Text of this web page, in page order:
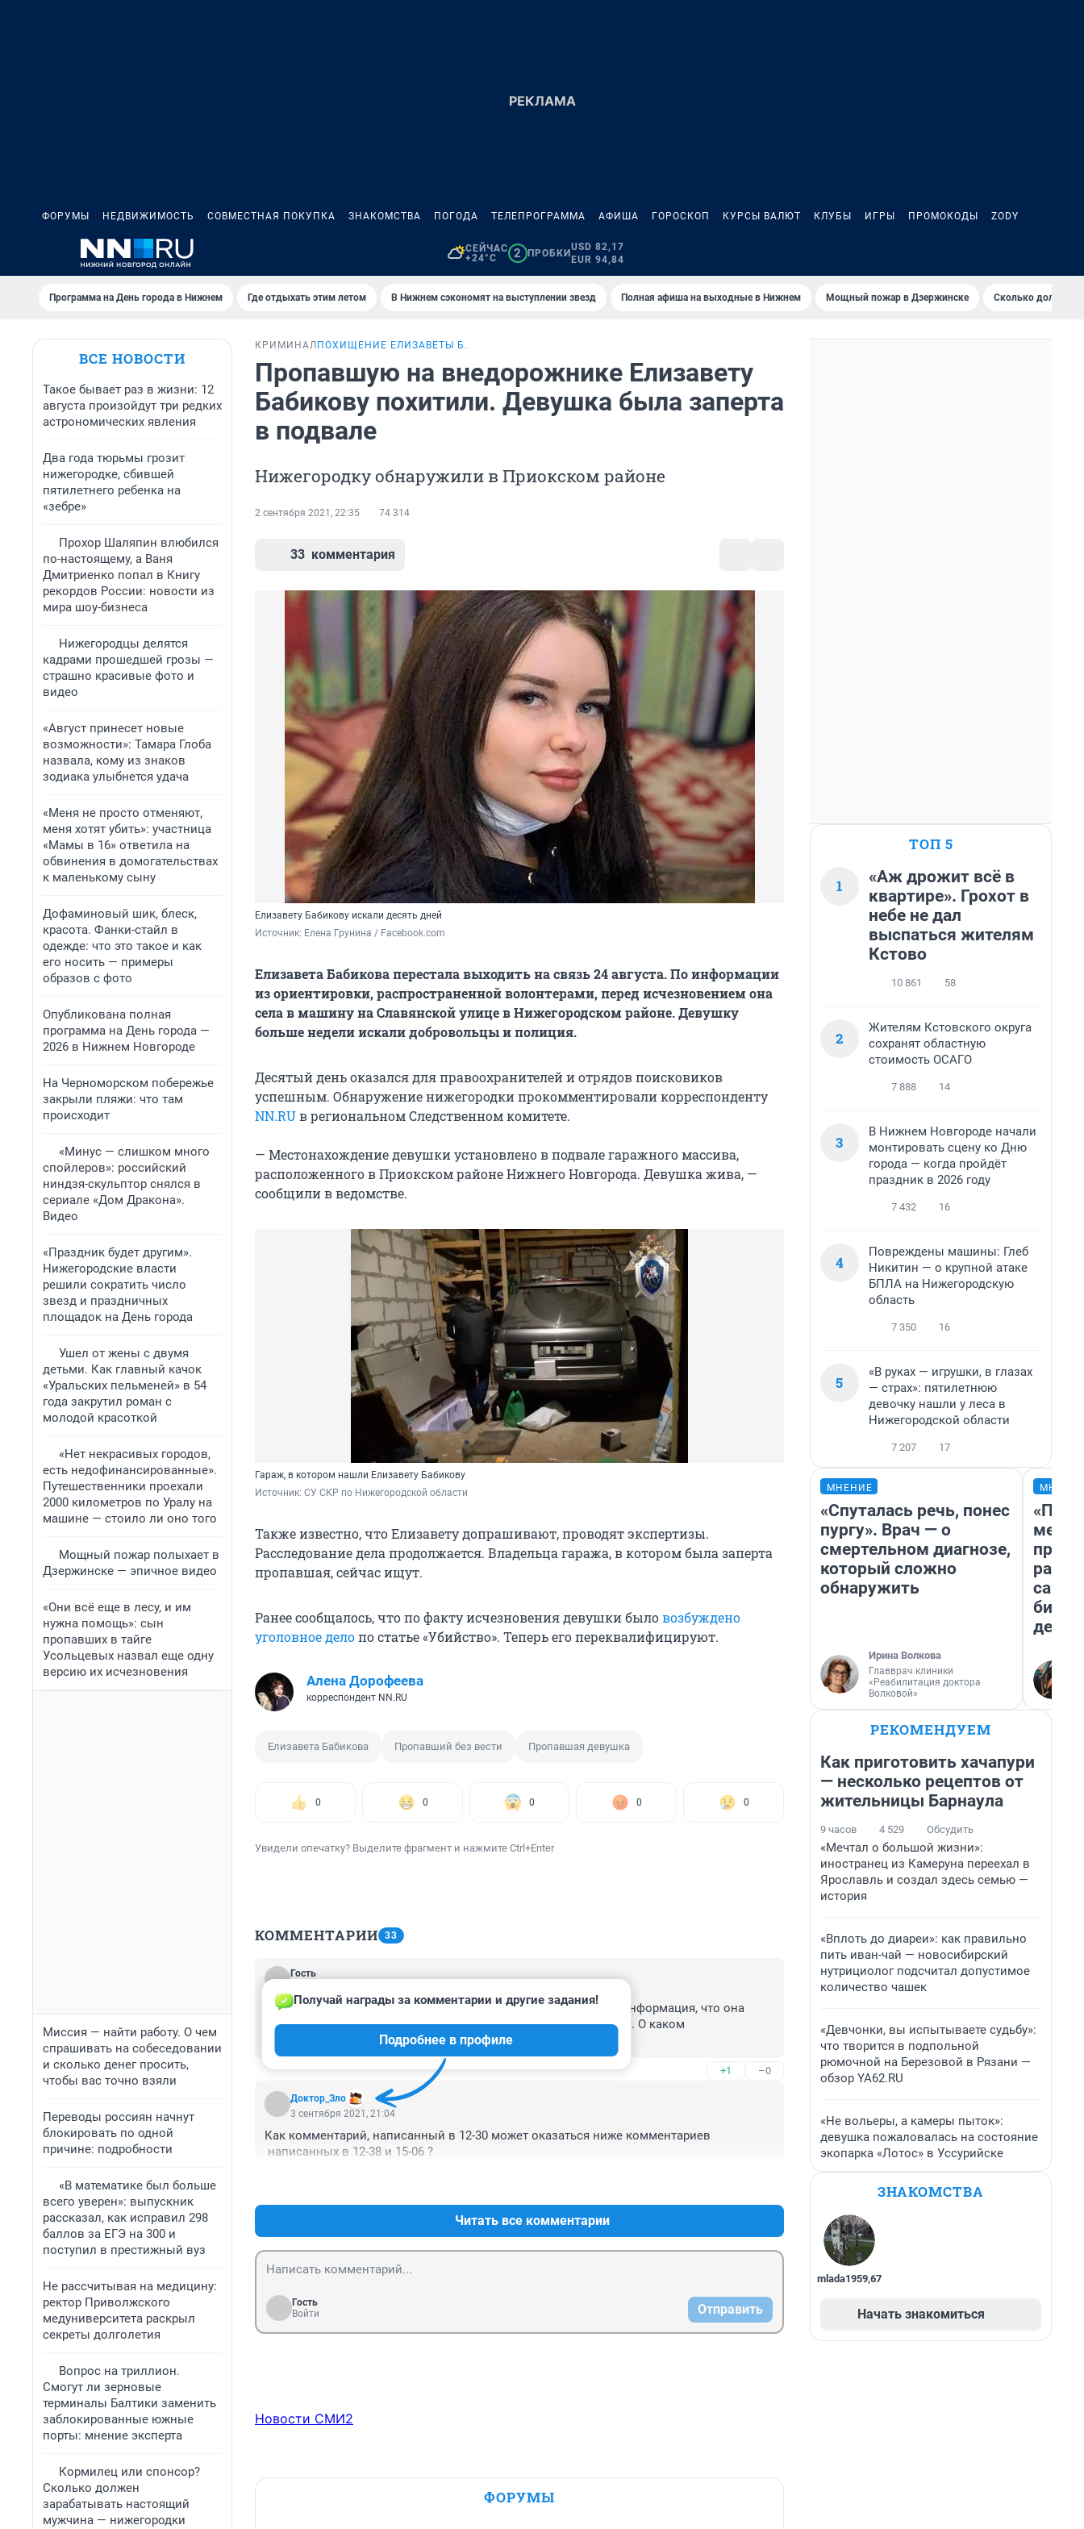
ФОРУМЫ НЕДВИЖИМОСТЬ СОВМЕСТНАЯ ПОКУПКА ЗНАКОМСТВА ПОГОДА ТЕЛЕПРОГРАММА АФИША ГОРОСКОП КУРСЫ ВАЛЮТ КЛУБЫ ИГРЫ ПРОМОКОДЫ ZODY
СЕЙЧАС
+24°C
2 ПРОБКИ
USD 82,17
EUR 94,84
Программа на День города в Нижнем Где отдыхать этим летом В Нижнем сэкономят на выступлении звезд Полная афиша на выходные в Нижнем Мощный пожар в Дзержинске Сколько должен
ВСЕ НОВОСТИ
Такое бывает раз в жизни: 12
августа произойдут три редких
астрономических явления
Два года тюрьмы грозит
нижегородке, сбившей
пятилетнего ребенка на
«зебре»
Прохор Шаляпин влюбился
по-настоящему, а Ваня
Дмитриенко попал в Книгу
рекордов России: новости из
мира шоу-бизнеса
Нижегородцы делятся
кадрами прошедшей грозы —
страшно красивые фото и
видео
«Август принесет новые
возможности»: Тамара Глоба
назвала, кому из знаков
зодиака улыбнется удача
«Меня не просто отменяют,
меня хотят убить»: участница
«Мамы в 16» ответила на
обвинения в домогательствах
к маленькому сыну
Дофаминовый шик, блеск,
красота. Фанки-стайл в
одежде: что это такое и как
его носить — примеры
образов с фото
Опубликована полная
программа на День города —
2026 в Нижнем Новгороде
На Черноморском побережье
закрыли пляжи: что там
происходит
«Минус — слишком много
спойлеров»: российский
ниндзя-скульптор снялся в
сериале «Дом Дракона».
Видео
«Праздник будет другим».
Нижегородские власти
решили сократить число
звезд и праздничных
площадок на День города
Ушел от жены с двумя
детьми. Как главный качок
«Уральских пельменей» в 54
года закрутил роман с
молодой красоткой
«Нет некрасивых городов,
есть недофинансированные».
Путешественники проехали
2000 километров по Уралу на
машине — стоило ли оно того
Мощный пожар полыхает в
Дзержинске — эпичное видео
«Они всё еще в лесу, и им
нужна помощь»: сын
пропавших в тайге
Усольцевых назвал еще одну
версию их исчезновения
Миссия — найти работу. О чем
спрашивать на собеседовании
и сколько денег просить,
чтобы вас точно взяли
Переводы россиян начнут
блокировать по одной
причине: подробности
«В математике был больше
всего уверен»: выпускник
рассказал, как исправил 298
баллов за ЕГЭ на 300 и
поступил в престижный вуз
Не рассчитывая на медицину:
ректор Приволжского
медуниверситета раскрыл
секреты долголетия
Вопрос на триллион.
Смогут ли зерновые
терминалы Балтики заменить
заблокированные южные
порты: мнение эксперта
Кормилец или спонсор?
Сколько должен
зарабатывать настоящий
мужчина — нижегородки
КРИМИНАЛ ПОХИЩЕНИЕ ЕЛИЗАВЕТЫ Б.
Пропавшую на внедорожнике Елизавету
Бабикову похитили. Девушка была заперта
в подвале
Нижегородку обнаружили в Приокском районе
2 сентября 2021, 22:35 74 314
33 комментария
Елизавету Бабикову искали десять дней
Источник: Елена Грунина / Facebook.com
Елизавета Бабикова перестала выходить на связь 24 августа. По информации
из ориентировки, распространенной волонтерами, перед исчезновением она
села в машину на Славянской улице в Нижегородском районе. Девушку
больше недели искали добровольцы и полиция.
Десятый день оказался для правоохранителей и отрядов поисковиков
успешным. Обнаружение нижегородки прокомментировали корреспонденту
NN.RUв региональном Следственном комитете.
— Местонахождение девушки установлено в подвале гаражного массива,
расположенного в Приокском районе Нижнего Новгорода. Девушка жива, —
сообщили в ведомстве.
Гараж, в котором нашли Елизавету Бабикову
Источник: СУ СКР по Нижегородской области
Также известно, что Елизавету допрашивают, проводят экспертизы.
Расследование дела продолжается. Владельца гаража, в котором была заперта
пропавшая, сейчас ищут.
Ранее сообщалось, что по факту исчезновения девушки быловозбуждено
уголовное делопо статье «Убийство». Теперь его переквалифицируют.
Алена Дорофеева
корреспондент NN.RU
Елизавета Бабикова Пропавший без вести Пропавшая девушка
0 0 0 0 0
Увидели опечатку? Выделите фрагмент и нажмите Ctrl+Enter
КОММЕНТАРИИ 33
Гость
У девушки наглый взгляд , такой палец в рот не клади. Была информация, что она
оказывала эскорт-услуги, что ее предложения были в интернет. О каком
изнасиловании может идти речь, если она этим занимается
+1 –0
Доктор_Зло
Получай награды за комментарии и другие задания!
Подробнее в профиле
3 сентября 2021, 21:04
Как комментарий, написанный в 12-30 может оказаться ниже комментариев
написанных в 12-38 и 15-06 ?
Читать все комментарии
Гость
Войти
Отправить
Новости СМИ2
ФОРУМЫ
ТОП 5
1
«Аж дрожит всё в
квартире». Грохот в
небе не дал
выспаться жителям
Кстово
10 861 58
2
Жителям Кстовского округа
сохранят областную
стоимость ОСАГО
7 888 14
3
В Нижнем Новгороде начали
монтировать сцену ко Дню
города — когда пройдёт
праздник в 2026 году
7 432 16
4
Повреждены машины: Глеб
Никитин — о крупной атаке
БПЛА на Нижегородскую
область
7 350 16
5
«В руках — игрушки, в глазах
— страх»: пятилетнюю
девочку нашли у леса в
Нижегородской области
7 207 17
МНЕНИЕ
«Спуталась речь, понес
пургу». Врач — о
смертельном диагнозе,
который сложно
обнаружить
Ирина Волкова
Главврач клиники
«Реабилитация доктора
Волковой»
РЕКОМЕНДУЕМ
Как приготовить хачапури
— несколько рецептов от
жительницы Барнаула
9 часов 4 529 Обсудить
«Мечтал о большой жизни»:
иностранец из Камеруна переехал в
Ярославль и создал здесь семью —
история
«Вплоть до диареи»: как правильно
пить иван-чай — новосибирский
нутрициолог подсчитал допустимое
количество чашек
«Девчонки, вы испытываете судьбу»:
что творится в подпольной
рюмочной на Березовой в Рязани —
обзор YA62.RU
«Не вольеры, а камеры пыток»:
девушка пожаловалась на состояние
экопарка «Лотос» в Уссурийске
ЗНАКОМСТВА
mlada1959,67
Начать знакомиться